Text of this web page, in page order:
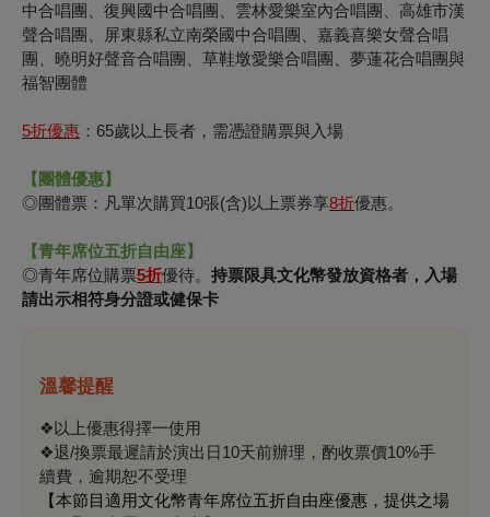
中合唱團、復興國中合唱團、雲林愛樂室內合唱團、高雄市漢
聲合唱團、屏東縣私立南榮國中合唱團、嘉義喜樂女聲合唱
團、曉明好聲音合唱團、草鞋墩愛樂合唱團、夢蓮花合唱團與
福智團體
5折優惠 ：65歲以上長者，需憑證購票與入場
【團體優惠】
◎團體票：凡單次購買10張(含)以上票券享8折優惠。
【青年席位五折自由座】
◎青年席位購票5折優待。 持票限具文化幣發放資格者，入場
請出示相符身分證或健保卡
溫馨提醒
❖以上優惠得擇一使用
❖退/換票最遲請於演出日10天前辦理，酌收票價10%手
續費，逾期恕不受理
【本節目適用文化幣青年席位五折自由座優惠，提供之場